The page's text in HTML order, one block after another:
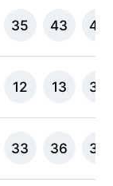
35 43 45
12 13 33
33 36 38